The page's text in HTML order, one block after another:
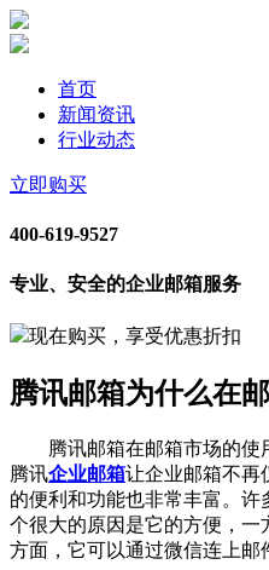
首页
新闻资讯
行业动态
立即购买
400-619-9527
专业、安全的企业邮箱服务
现在购买，享受优惠折扣
腾讯邮箱为什么在
腾讯邮箱在邮箱市场的使
腾讯企业邮箱让企业邮箱不再
的便利和功能也非常丰富。
个很大的原因是它的方便，
方面，它可以通过微信连上邮